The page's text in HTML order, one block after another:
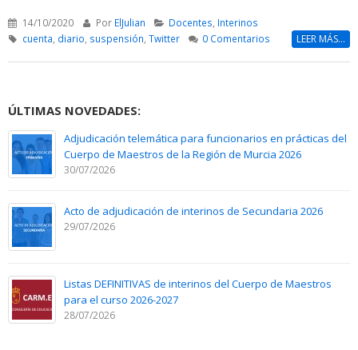
14/10/2020 Por ElJulian Docentes, Interinos
cuenta, diario, suspensión, Twitter 0 Comentarios LEER MÁS...
ÚLTIMAS NOVEDADES:
Adjudicación telemática para funcionarios en prácticas del
Cuerpo de Maestros de la Región de Murcia 2026
30/07/2026
Acto de adjudicación de interinos de Secundaria 2026
29/07/2026
Listas DEFINITIVAS de interinos del Cuerpo de Maestros
para el curso 2026-2027
28/07/2026